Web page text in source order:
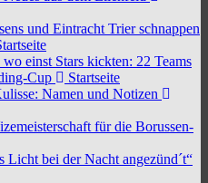
und Eintracht Trier schnappen
einst Stars kickten: 22 Teams
Cup
Startseite
Namen und Notizen
für die Borussen-
Licht bei der Nacht angezünd´t“